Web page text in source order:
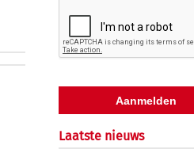
Laatste nieuws